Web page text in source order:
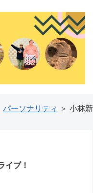
パーソナリティ ＞ 小林新
イブ！